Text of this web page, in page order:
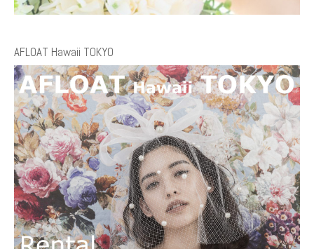
AFLOAT Hawaii TOKYO